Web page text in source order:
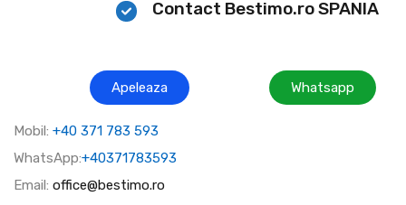
Contact Bestimo.ro SPANIA
Apeleaza Whatsapp
Mobil: +40 371 783 593
WhatsApp:+40371783593
Email: office@bestimo.ro